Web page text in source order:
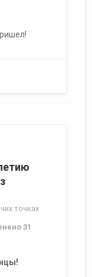
точках
31